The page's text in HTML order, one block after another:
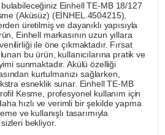
Einhell TE-MB 18/127
(Aküsüz) (EİNHEL.4504215),
üretilmiş ve dayanıklı yapısıyla
Einhell markasının uzun yıllara
ile öne çıkmaktadır. Fırsat
bu ürün, kullanıcılarına pratik ve
sunmaktadır. Akülü özelliği
kurtulmanızı sağlarken,
esneklik sunar. Einhell TE-MB
Kesme, profesyonel kullanım için
hızlı ve verimli bir şekilde yapma
ve kullanışlı tasarımıyla
bekliyor.